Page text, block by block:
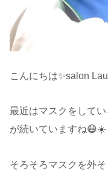
こんにちは✨salon
最近はマスクをして
が続いていますね😷☀️
そろそろマスクを外